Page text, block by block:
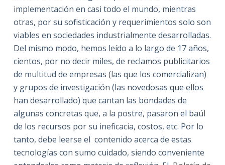
implementación en casi todo el mundo, mientras
otras, por su sofisticación y requerimientos solo son
viables en sociedades industrialmente desarrolladas.
Del mismo modo, hemos leído a lo largo de 17 años,
cientos, por no decir miles, de reclamos publicitarios
de multitud de empresas (las que los comercializan)
y grupos de investigación (las novedosas que ellos
han desarrollado) que cantan las bondades de
algunas concretas que, a la postre, pasaron el baúl
de los recursos por su ineficacia, costos, etc. Por lo
tanto, debe leerse el contenido acerca de estas
tecnologías con sumo cuidado, siendo conveniente